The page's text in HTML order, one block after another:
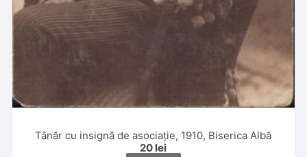
Tânăr cu insignă de asociație, 1910, Biserica Albă
20 lei